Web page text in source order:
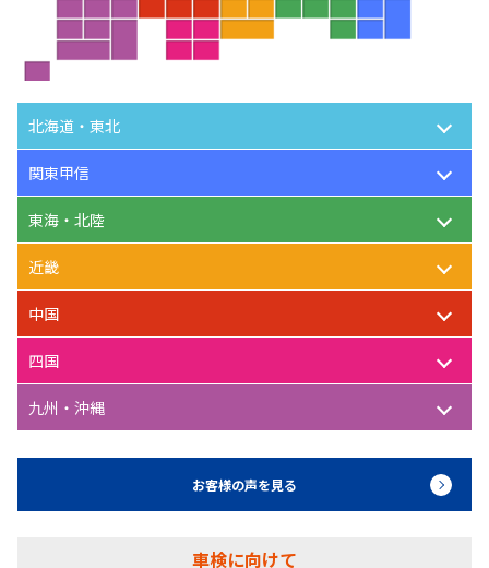
北海道・東北
関東甲信
東海・北陸
近畿
中国
四国
九州・沖縄
お客様の声を見る
車検に向けて